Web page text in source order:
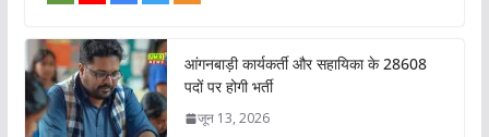
आंगनबाड़ी कार्यकर्ती और सहायिका के 28608
पदों पर होगी भर्ती
जून 13, 2026